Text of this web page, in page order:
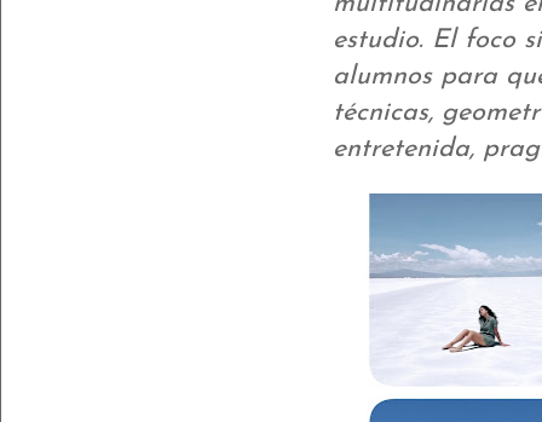
estudio. El foco
alumnos para
técnicas,
entretenida,